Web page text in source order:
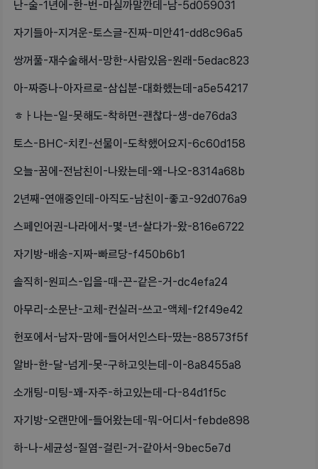
난-술-1년에-한-번-마실까말깐데-남-5d059031
자기들아-지겨운-토스글-진짜-미안41-dd8c96a5
쌍꺼풀-재수술해서-망한-사람있음-원래-5edac823
아-짜증나-아자르로-삼십분-대화했는데-a5e54217
ㅎㅏ나는-일-못해도-착하면-괜찮다-생-de76da3
토스-BHC-치킨-선물이-도착했어요지-6c60d158
오늘-꿈에-전남친이-나왔는데-왜-나오-8314a68b
2년째-연애중인데-아직도-남친이-좋고-92d076a9
스페인어권-나라에서-몇-년-살다가-왔-816e6722
자기방-배송-지짜-빠르당-f450b6b1
솔직히-원피스-입을-때-끈-같은-거-dc4efa24
아무리-소문난-고체-컨실러-쓰고-액체-f2f49e42
헌포에서-남자-맘에-들어서인스타-땄는-88573f5f
알바-한-달-넘게-못-구하고잇는데-이-8a8455a8
소개팅-미팅-꽤-자주-하고있는데-다-84d1f5c
자기방-오랜만에-들어왔는데-뭐-어디서-febde898
하-나-세균성-질염-걸린-거-같아서-9bec5e7d